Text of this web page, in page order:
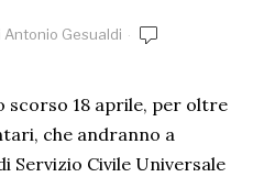
Antonio Gesualdi
scorso 18 aprile, per oltre
che andranno a
Servizio Civile Universale